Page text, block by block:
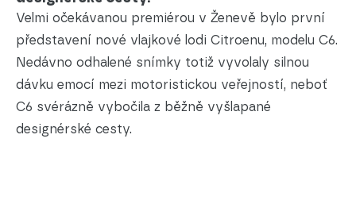
Velmi očekávanou premiérou v Ženevě bylo první
představení nové vlajkové lodi Citroenu, modelu C6.
Nedávno odhalené snímky totiž vyvolaly silnou
dávku emocí mezi motoristickou veřejností, neboť
C6 svérázně vybočila z běžně vyšlapané
designérské cesty.